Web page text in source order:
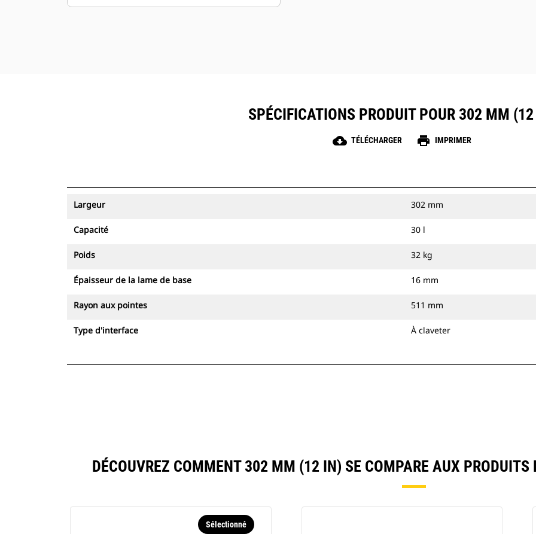
SPÉCIFICATIONS PRODUIT POUR 302 MM
cloud_download TÉLÉCHARGER print IMPRIMER
Largeur 302 mm
Capacité 30 l
Poids 32 kg
Épaisseur de la lame de base 16 mm
Rayon aux pointes 511 mm
Type d'interface À claveter
DÉCOUVREZ COMMENT 302 MM (12 IN) SE COMPARE AUX PRODUITS
Sélectionné